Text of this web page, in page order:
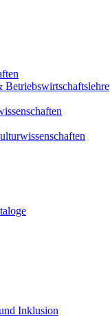
Betriebswirtschaftslehre
Inklusion